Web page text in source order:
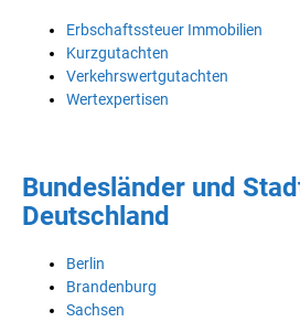
Erbschaftssteuer Immobilien
Kurzgutachten
Verkehrswertgutachten
Wertexpertisen
Bundesländer und
Deutschland
Berlin
Brandenburg
Sachsen